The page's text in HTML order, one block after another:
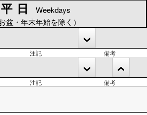
平日
Weekdays
お盆・年末年始を除く）
注記 備考
注記 備考